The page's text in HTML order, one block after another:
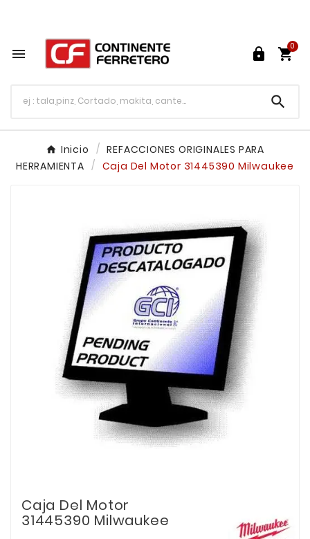
  
0

Inicio
REFACCIONES ORIGINALES PARA
HERRAMIENTA
Caja Del Motor 31445390 Milwaukee
Caja Del Motor
31445390 Milwaukee